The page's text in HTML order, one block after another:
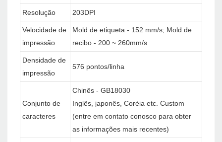
Resolução 203DPI
Velocidade de
impressão
Mold de etiqueta - 152 mm/s; Mold de
recibo - 200 ~ 260mm/s
Densidade de
impressão
576 pontos/linha
Conjunto de
caracteres
Chinês - GB18030
Inglês, japonês, Coréia etc. Custom
(entre em contato conosco para obter
as informações mais recentes)